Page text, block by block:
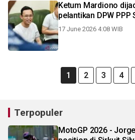
Ketum Mardiono
pelantikan DPW PPP
17 June 2026 4:08 WIB
1 2 3 4
Terpopuler
MotoGP 2026 -